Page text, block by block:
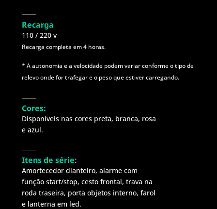
Recarga
110 / 220 v​​​
Recarga completa em 4 horas.
* A autonomia e a velocidade podem variar conforme o tipo de
relevo onde for trafegar e o peso que estiver carregando.
Cores:
Disponíveis nas cores preta, branca, rosa
e azul.
Itens de série:
Amortecedor dianteiro, alarme com
função start/stop, cesto frontal, trava na
roda traseira, porta objetos interno, farol
e lanterna em led.